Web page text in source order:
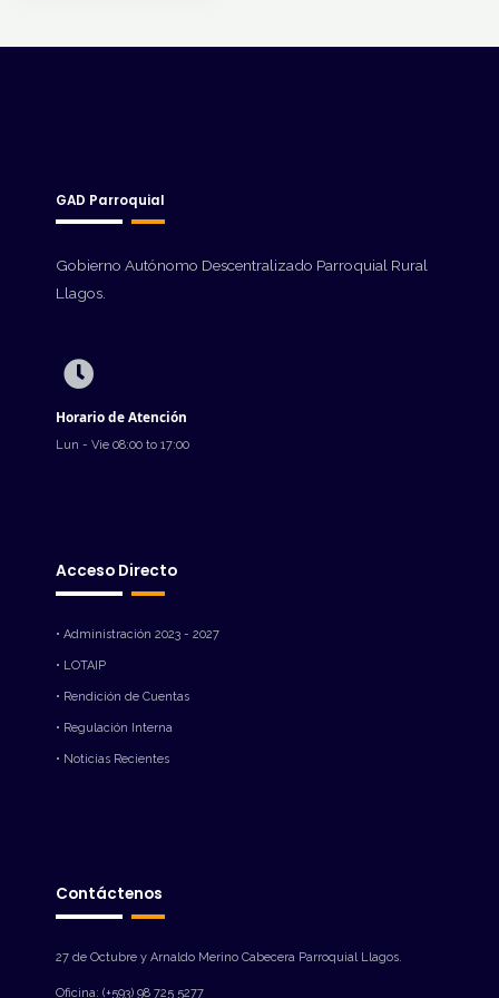
GAD Parroquial
Gobierno Autónomo Descentralizado Parroquial Rural
Llagos.
Horario de Atención
Lun - Vie 08:00 to 17:00
Acceso Directo
• Administración 2023 - 2027
• LOTAIP
• Rendición de Cuentas
• Regulación Interna
• Noticias Recientes
Contáctenos
27 de Octubre y Arnaldo Merino Cabecera Parroquial Llagos.
Oficina: (+593) 98 725 5277